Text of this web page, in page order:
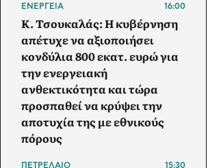
ΕΝΕΡΓΕΙΑ 16:00
Κ. Τσουκαλάς: Η κυβέρνηση
απέτυχε να αξιοποιήσει
κονδύλια 800 εκατ. ευρώ για
την ενεργειακή
ανθεκτικότητα και τώρα
προσπαθεί να κρύψει την
αποτυχία της με εθνικούς
πόρους
ΠΕΤΡΕΛΑΙΟ 15:30